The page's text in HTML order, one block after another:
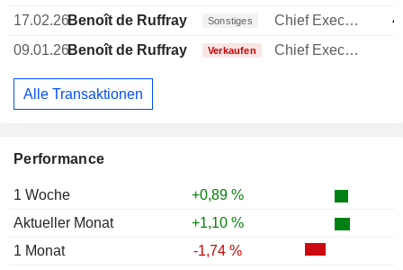
Performance
1 Woche
+0,89 %
Aktueller Monat
+1,10 %
1 Monat
-1,74 %
17.02.26Benoît de Ruffray Sonstiges Chief Executive Officer (CEO)
09.01.26Benoît de Ruffray Verkaufen Chief Executive Officer (CEO)
Alle Transaktionen